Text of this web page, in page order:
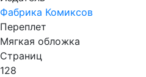
Фабрика Комиксов
Переплет
Мягкая обложка
Страниц
128